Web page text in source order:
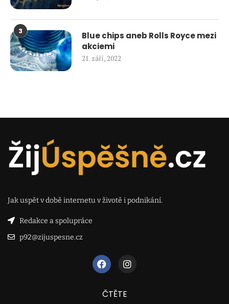
3
Blue chips aneb Rolls Royce mezi
akciemi
21. září, 2022
Jak uspět v době internetu v životě i podnikání.
Redakce a spolupráce
p92@zijuspesne.cz
ČTĚTE